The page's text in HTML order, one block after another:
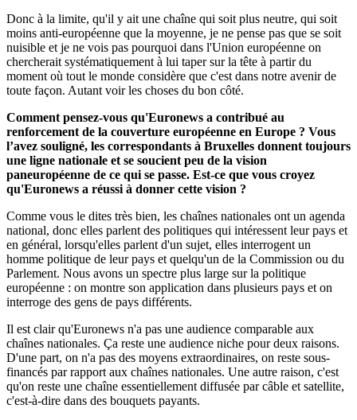
Donc à la limite, qu'il y ait une chaîne qui soit plus neutre, qui soit
moins anti-européenne que la moyenne, je ne pense pas que se soit
nuisible et je ne vois pas pourquoi dans l'Union européenne on
chercherait systématiquement à lui taper sur la tête à partir du
moment où tout le monde considère que c'est dans notre avenir de
toute façon. Autant voir les choses du bon côté.
Comment pensez-vous qu'Euronews a contribué au
renforcement de la couverture européenne en Europe ? Vous
l’avez souligné, les correspondants à Bruxelles donnent toujours
une ligne nationale et se soucient peu de la vision
paneuropéenne de ce qui se passe. Est-ce que vous croyez
qu'Euronews a réussi à donner cette vision ?
Comme vous le dites très bien, les chaînes nationales ont un agenda
national, donc elles parlent des politiques qui intéressent leur pays et
en général, lorsqu'elles parlent d'un sujet, elles interrogent un
homme politique de leur pays et quelqu'un de la Commission ou du
Parlement. Nous avons un spectre plus large sur la politique
européenne : on montre son application dans plusieurs pays et on
interroge des gens de pays différents.
Il est clair qu'Euronews n'a pas une audience comparable aux
chaînes nationales. Ça reste une audience niche pour deux raisons.
D'une part, on n'a pas des moyens extraordinaires, on reste sous-
financés par rapport aux chaînes nationales. Une autre raison, c'est
qu'on reste une chaîne essentiellement diffusée par câble et satellite,
c'est-à-dire dans des bouquets payants.